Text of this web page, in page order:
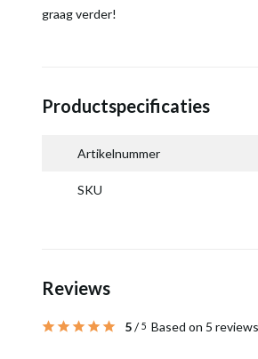
graag verder!
Productspecificaties
Artikelnummer
SKU
Reviews
5/5 Based on 5 reviews